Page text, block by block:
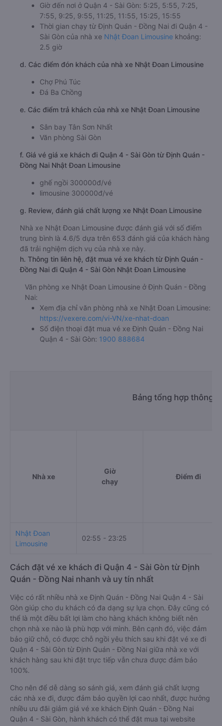
Giờ đến nơi ở Quận 4 - Sài Gòn: 5:25, 5:55, 7:25,
7:55, 9:25, 9:55, 11:25, 11:55, 15:25, 15:55
Thời gian chạy từ Định Quán - Đồng Nai đi Quận 4 -
Sài Gòn của nhà xe Nhật Đoan Limousine khoảng:
2.5 giờ
d. Các điểm đón khách của nhà xe Nhật Đoan Limousine
Chợ Phú Túc
Đá Ba Chồng
e. Các điểm trả khách của nhà xe Nhật Đoan Limousine
Sân bay Tân Sơn Nhất
Văn phòng Sài Gòn
f. Giá vé giá xe khách đi Quận 4 - Sài Gòn từ Định Quán -
Đồng Nai Nhật Đoan Limousine
ghế ngồi 300000đ/vé
limousine 300000đ/vé
g. Review, đánh giá chất lượng xe Nhật Đoan Limousine
Nhà xe Nhật Đoan Limousine được đánh giá với số điểm
trung bình là 4.6/5 dựa trên 653 đánh giá của khách hàng
đã trải nghiệm dịch vụ của nhà xe này.
h. Thông tin liên hệ, đặt mua vé xe khách từ Định Quán -
Đồng Nai đi Quận 4 - Sài Gòn Nhật Đoan Limousine
Văn phòng xe Nhật Đoan Limousine ở Định Quán - Đồng
Nai:
Xem địa chỉ văn phòng nhà xe Nhật Đoan Limousine:
https://vexere.com/vi-VN/xe-nhat-doan
Số điện thoại đặt mua vé xe Định Quán - Đồng Nai
Quận 4 - Sài Gòn: 1900 888684
Bảng tổng hợp thông
Nhà xe
Giờ
chạy
Điểm đi
Nhật Đoan
Limousine
02:55 - 23:25
Cách đặt vé xe khách đi Quận 4 - Sài Gòn từ Định
Quán - Đồng Nai nhanh và uy tín nhất
Việc có rất nhiều nhà xe Định Quán - Đồng Nai Quận 4 - Sài
Gòn giúp cho du khách có đa dạng sự lựa chọn. Đây cũng có
thể là một điều bất lợi làm cho hàng khách không biết nên
chọn nhà xe nào là phù hợp với mình. Bên cạnh đó, việc đảm
bảo giữ chỗ, có được chỗ ngồi yêu thích sau khi đặt vé xe đi
Quận 4 - Sài Gòn từ Định Quán - Đồng Nai giữa nhà xe với
khách hàng sau khi đặt trực tiếp vẫn chưa được đảm bảo
100%.
Cho nên để dễ dàng so sánh giá, xem đánh giá chất lượng
các nhà xe đi, được đảm bảo quyền lợi cao nhất, được hưởng
nhiều ưu đãi giảm giá vé xe khách Định Quán - Đồng Nai
Quận 4 - Sài Gòn, hành khách có thể đặt mua tại website